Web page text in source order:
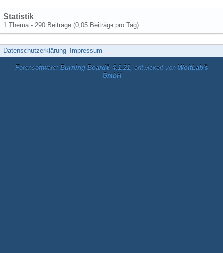
Statistik
1 Thema - 290 Beiträge (0,05 Beiträge pro Tag)
Datenschutzerklärung Impressum
Forensoftware: Burning Board® 4.1.21, entwickelt von WoltLab®
GmbH